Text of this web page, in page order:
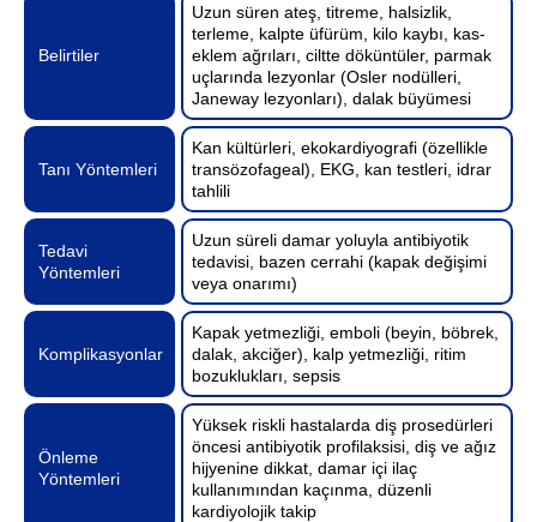
Belirtiler
Uzun süren ateş, titreme, halsizlik,
terleme, kalpte üfürüm, kilo kaybı, kas-
eklem ağrıları, ciltte döküntüler, parmak
uçlarında lezyonlar (Osler nodülleri,
Janeway lezyonları), dalak büyümesi
Tanı Yöntemleri
Kan kültürleri, ekokardiyografi (özellikle
transözofageal), EKG, kan testleri, idrar
tahlili
Tedavi
Yöntemleri
Uzun süreli damar yoluyla antibiyotik
tedavisi, bazen cerrahi (kapak değişimi
veya onarımı)
Komplikasyonlar
Kapak yetmezliği, emboli (beyin, böbrek,
dalak, akciğer), kalp yetmezliği, ritim
bozuklukları, sepsis
Önleme
Yöntemleri
Yüksek riskli hastalarda diş prosedürleri
öncesi antibiyotik profilaksisi, diş ve ağız
hijyenine dikkat, damar içi ilaç
kullanımından kaçınma, düzenli
kardiyolojik takip